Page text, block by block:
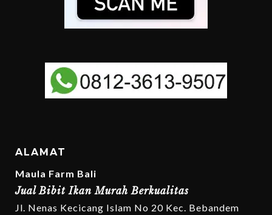
ALAMAT
Maula Farm Bali
Jual Bibit Ikan Murah Berkualitas
Jl. Nenas Kecicang Islam No 20 Kec. Bebandem